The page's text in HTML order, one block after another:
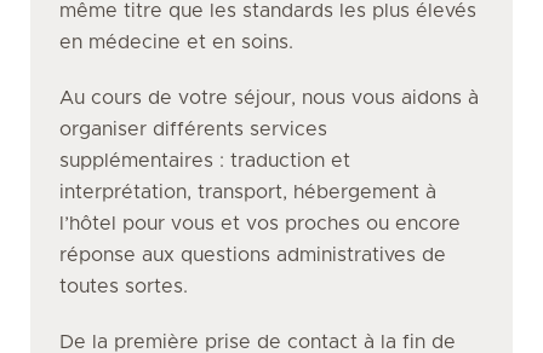
même titre que les standards les plus élevés
en médecine et en soins.
Au cours de votre séjour, nous vous aidons à
organiser différents services
supplémentaires : traduction et
interprétation, transport, hébergement à
l’hôtel pour vous et vos proches ou encore
réponse aux questions administratives de
toutes sortes.
De la première prise de contact à la fin de